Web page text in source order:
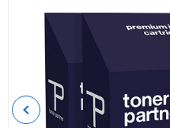
Previous